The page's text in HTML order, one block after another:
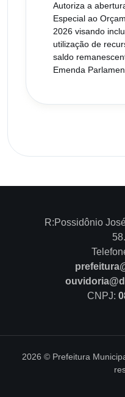
Autoriza a
Especial ao
2026 visando
utilização de
saldo
Emenda
R:Possidônio
CNPJ:
2026 © Prefeitura